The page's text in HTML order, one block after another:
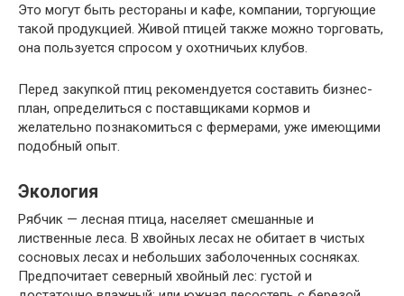
Это могут быть рестораны и кафе, компании, торгующие
такой продукцией. Живой птицей также можно торговать,
она пользуется спросом у охотничьих клубов.
Перед закупкой птиц рекомендуется составить бизнес-
план, определиться с поставщиками кормов и
желательно познакомиться с фермерами, уже имеющими
подобный опыт.
Экология
Рябчик — лесная птица, населяет смешанные и
лиственные леса. В хвойных лесах не обитает в чистых
сосновых лесах и небольших заболоченных сосняках.
Предпочитает северный хвойный лес: густой и